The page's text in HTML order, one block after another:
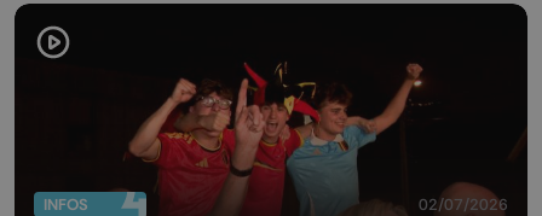
INFOS 02/07/2026